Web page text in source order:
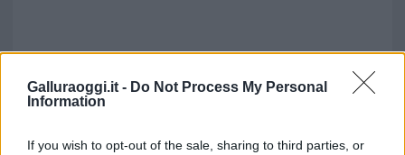
Galluraoggi.it - Do Not Process My Personal
Information
If you wish to opt-out of the sale, sharing to third parties, or